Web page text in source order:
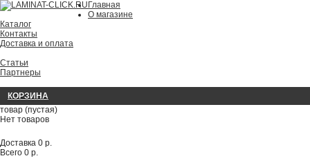
Главная
О магазине
Каталог
Контакты
Доставка и оплата
Статьи
Партнеры
КОРЗИНА
товар (пустая)
Нет товаров
Доставка 0 р.
Всего 0 р.